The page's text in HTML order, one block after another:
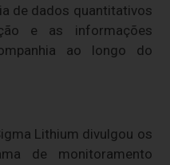
de dados quantitativos
e as informações
ao longo do
Lithium divulgou os
de monitoramento